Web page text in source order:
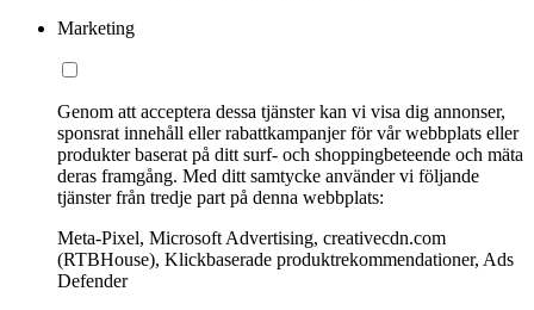
Marketing
Genom att acceptera dessa tjänster kan vi visa dig annonser,
sponsrat innehåll eller rabattkampanjer för vår webbplats eller
produkter baserat på ditt surf- och shoppingbeteende och mäta
deras framgång. Med ditt samtycke använder vi följande
tjänster från tredje part på denna webbplats:
Meta-Pixel, Microsoft Advertising, creativecdn.com
(RTBHouse), Klickbaserade produktrekommendationer, Ads
Defender